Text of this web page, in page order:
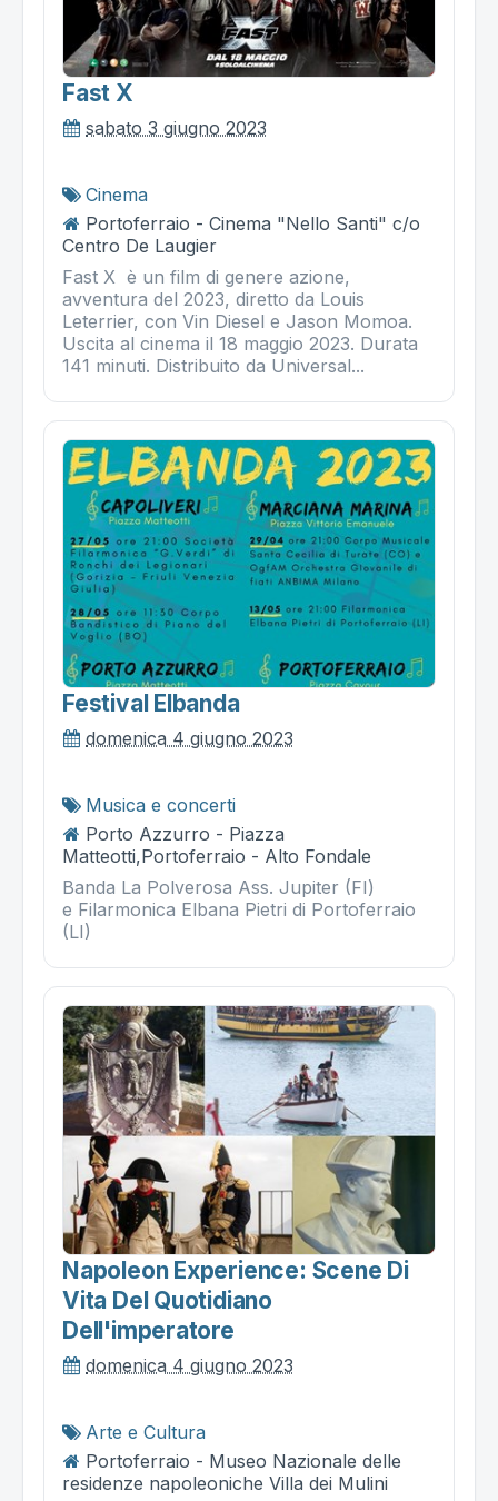
Fast X
sabato 3 giugno 2023
Cinema
Portoferraio - Cinema "Nello Santi" c/o
Centro De Laugier
Fast X è un film di genere azione,
avventura del 2023, diretto da Louis
Leterrier, con Vin Diesel e Jason Momoa.
Uscita al cinema il 18 maggio 2023. Durata
141 minuti. Distribuito da Universal...
Festival Elbanda
domenica 4 giugno 2023
Musica e concerti
Porto Azzurro - Piazza
Matteotti,Portoferraio - Alto Fondale
Banda La Polverosa Ass. Jupiter (FI)
e Filarmonica Elbana Pietri di Portoferraio
(LI)
Napoleon Experience: Scene Di
Vita Del Quotidiano
Dell'imperatore
domenica 4 giugno 2023
Arte e Cultura
Portoferraio - Museo Nazionale delle
residenze napoleoniche Villa dei Mulini